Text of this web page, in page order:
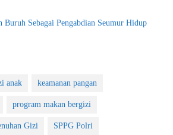
Buruh Sebagai Pengabdian Seumur Hidup
anak keamanan pangan
program makan bergizi
Gizi SPPG Polri